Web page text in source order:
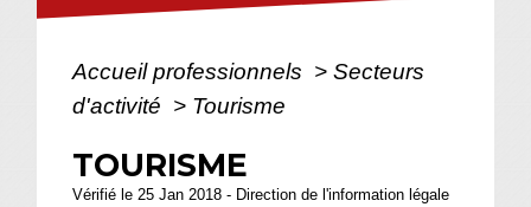
Accueil professionnels > Secteurs
d'activité > Tourisme
TOURISME
Vérifié le 25 Jan 2018 - Direction de l'information légale